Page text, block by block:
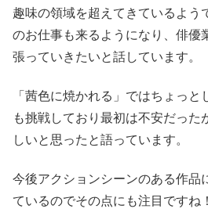
趣味の領域を超えてきているよう
のお仕事も来るようになり、俳優
張っていきたいと話しています。
「茜色に焼かれる」ではちょっ
も挑戦しており最初は不安だった
しいと思ったと語っています。
今後アクションシーンのある作品
ているのでその点にも注目ですね！